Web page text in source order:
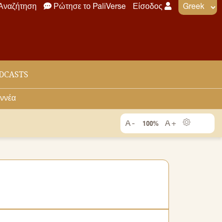
Ρώτησε το PaliVerse Είσοδος
100%